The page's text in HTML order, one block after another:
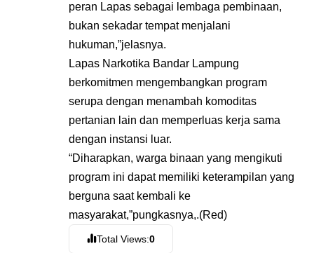
peran Lapas sebagai lembaga pembinaan,
bukan sekadar tempat menjalani
hukuman,”jelasnya.
Lapas Narkotika Bandar Lampung
berkomitmen mengembangkan program
serupa dengan menambah komoditas
pertanian lain dan memperluas kerja sama
dengan instansi luar.
“Diharapkan, warga binaan yang mengikuti
program ini dapat memiliki keterampilan yang
berguna saat kembali ke
masyarakat,”pungkasnya,.(Red)
Total Views:0